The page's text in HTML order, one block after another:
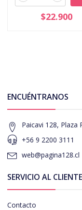
$22.900
ENCUÉNTRANOS
Paicavi 128, Plaza
+56 9 2200 3111
web@pagina128.cl
SERVICIO AL CLIENTE
Contacto